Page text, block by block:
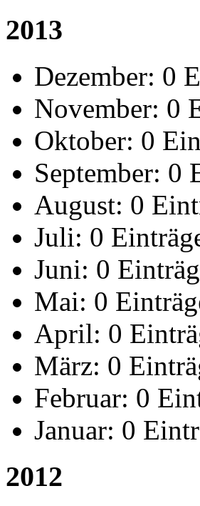
2013
Dezember: 0
November: 0
Oktober: 0
September: 0
August: 0
Juli: 0
Juni: 0
Mai: 0
April: 0
März: 0
Februar: 0
Januar: 0
2012